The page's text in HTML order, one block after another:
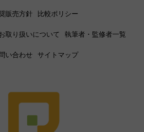
販売方針 比較ポリシー
取り扱いについて 執筆者・監修者一覧
い合わせ サイトマップ